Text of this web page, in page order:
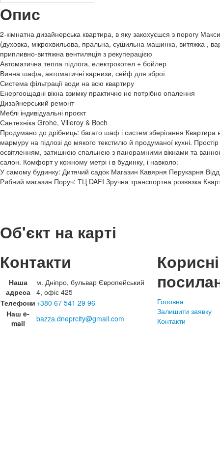
Опис
2-кімнатна дизайнерська квартира, в яку закохуєшся з порогу
(духовка, мікрохвильова, пральна, сушильна машинка, витяжка ,
припливно-витяжна вентиляція з рекуперацією
Автоматична тепла підлога, електрокотел + бойлер
Винна шафа, автоматичні карнизи, сейф для зброї
Система фільтрації води на всю квартиру
Енергоощадні вікна взимку практично не потрібно опалення
Дизайнерський ремонт
Меблі індивідуальні проєкт
Сантехніка Grohe, Villeroy & Boch
Продумано до дрібниць: багато шаф і систем зберігання Квартира
мармуру на підлозі до мякого текстилю й продуманої кухні.
освітленням, затишною спальнею з панорамними вікнами та
салон. Комфорт у кожному метрі і в будинку, і навколо:
У самому будинку: Дитячий садок Магазин Кавярня Перукарня
Рибний магазин Поруч: ТЦ DAFI Зручна транспортна розвязка
Об'єкт на карті
Контакти
Наша
адреса
м. Дніпро, бульвар Європейський
4, офіс 425
Телефони +380 67 541 29 96
Наш e-
mail
bazza.dneprcity@gmail.com
Корисні
Головна
Залишити заявку
Контакти